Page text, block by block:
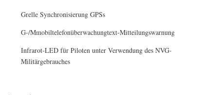
Grelle Synchronisierung GPSs
G-/Mmobiltelefonüberwachungtext-Mitteilungswarnung
Infrarot-LED für Piloten unter Verwendung des NVG-
Militärgebrauches